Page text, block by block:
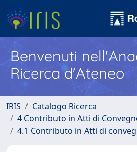
Benvenuti
Ricerca d'Ateneo
IRIS
Catalogo Ricerca
4 Contributo in Atti di
4.1 Contributo in Atti di